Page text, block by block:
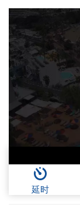
延时